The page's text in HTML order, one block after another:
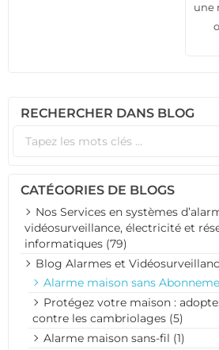
une
RECHERCHER DANS BLOG
CATÉGORIES DE BLOGS
Nos Services en systèmes
vidéosurveillance, électricité et
informatiques (79)
Blog Alarmes et
Alarme maison sans
Protégez votre maison :
contre les cambriolages (5)
Alarme maison sans-fil (1)